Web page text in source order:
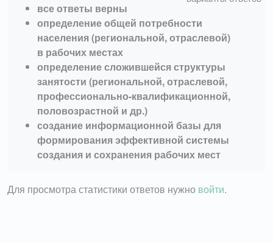
все ответы верны
определение общей потребности
населения (региональной, отраслевой)
в рабочих местах
определение сложившейся структуры
занятости (региональной, отраслевой,
профессионально-квалификационной,
половозрастной и др.)
создание информационной базы для
формирования эффективной системы
создания и сохранения рабочих мест
Для просмотра статистики ответов нужно войти.